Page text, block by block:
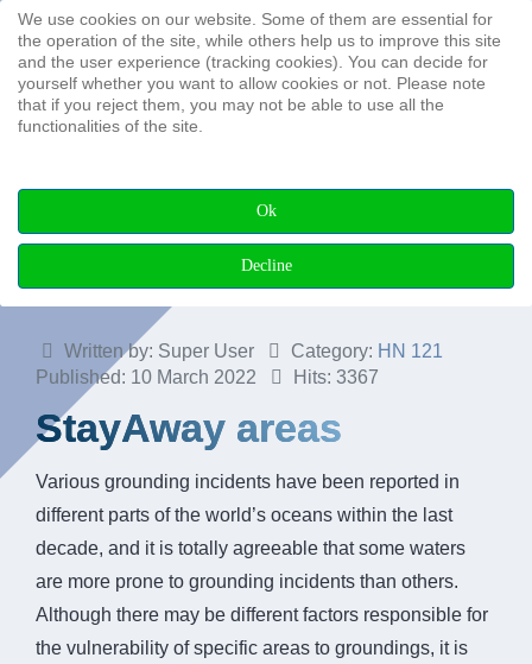
Search ...
StayAway
areas
Written by: Super User Category: HN 121
Published: 10 March 2022
Hits: 3367
StayAway areas
Various grounding incidents have been reported in
different parts of the world’s oceans within the last
decade, and it is totally agreeable that some waters
are more prone to grounding incidents than others.
Although there may be different factors responsible for
the vulnerability of specific areas to groundings, it is
We use cookies on our website. Some of them are essential for
the operation of the site, while others help us to improve this site
and the user experience (tracking cookies). You can decide for
yourself whether you want to allow cookies or not. Please note
that if you reject them, you may not be able to use all the
functionalities of the site.
Ok
Decline